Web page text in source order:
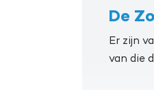
De
Er zijn
van die